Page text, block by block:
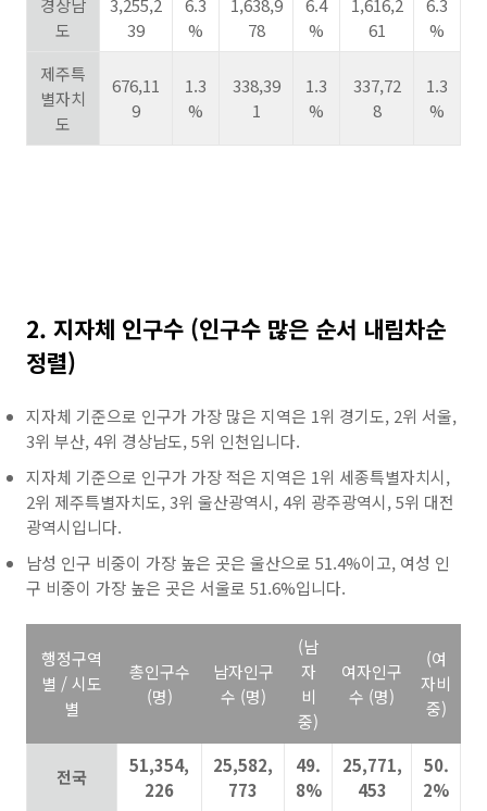
경상남
도
3,255,2
39
6.3
%
1,638,9
78
6.4
%
1,616,2
61
6.3
%
제주특
별자치
도
676,11
9
1.3
%
338,39
1
1.3
%
337,72
8
1.3
%
2. 지자체 인구수 (인구수 많은 순서 내림차순
정렬)
지자체 기준으로 인구가 가장 많은 지역은 1위 경기도, 2위 서울,
3위 부산, 4위 경상남도, 5위 인천입니다.
지자체 기준으로 인구가 가장 적은 지역은 1위 세종특별자치시,
2위 제주특별자치도, 3위 울산광역시, 4위 광주광역시, 5위 대전
광역시입니다.
남성 인구 비중이 가장 높은 곳은 울산으로 51.4%이고, 여성 인
구 비중이 가장 높은 곳은 서울로 51.6%입니다.
행정구역
별 / 시도
별
총인구수
(명)
남자인구
수 (명)
(남
자
비
중)
여자인구
수 (명)
(여
자비
중)
전국
51,354,
226
25,582,
773
49.
8%
25,771,
453
50.
2%